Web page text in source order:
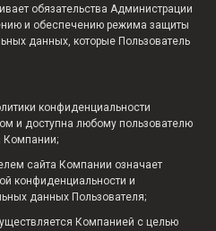
обязательства Администрации
и обеспечению режима защиты
данных, которые Пользователь
конфиденциальности
и доступна любому пользователю
Компании;
сайта Компании означает
конфиденциальности и
данных Пользователя;
Компанией с целью